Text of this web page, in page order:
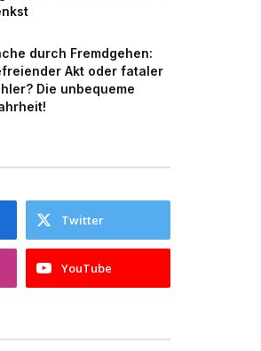
durch Fremdgehen:
Akt oder fataler
Die unbequeme
Twitter
YouTube